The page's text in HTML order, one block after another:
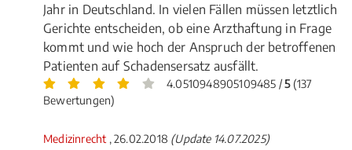
Jahr in Deutschland. In vielen Fällen müssen letztlich
Gerichte entscheiden, ob eine Arzthaftung in Frage
kommt und wie hoch der Anspruch der betroffenen
Patienten auf Schadensersatz ausfällt.
4.0510948905109485 /5(137
Bewertungen)
Medizinrecht , 26.02.2018 (Update 14.07.2025)